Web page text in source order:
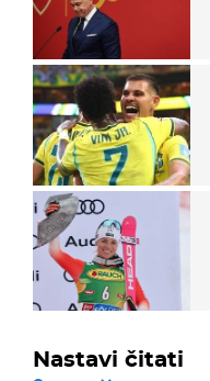
Nastavi čitati